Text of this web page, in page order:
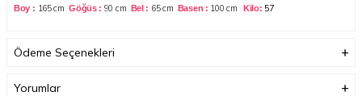
Boy : 165 cm Göğüs : 90 cm Bel : 65 cm Basen : 100 cm Kilo: 57
Ödeme Seçenekleri
Yorumlar